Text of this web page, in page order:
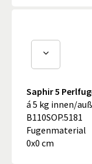
Saphir 5
á 5 kg innen/
B110SOP.5181
Fugenmaterial
0x0 cm